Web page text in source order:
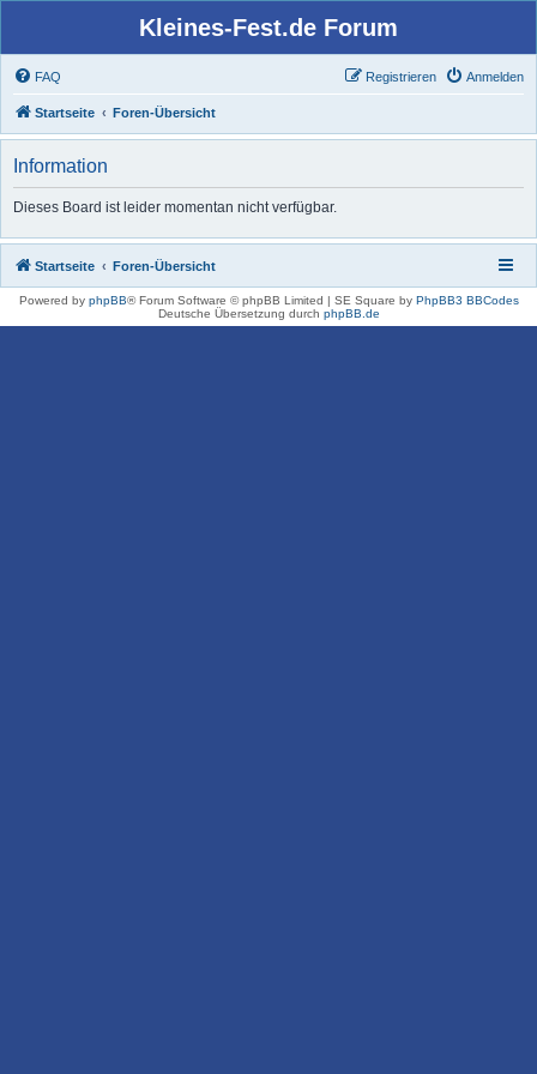
Kleines-Fest.de Forum
FAQ Anmelden
Registrieren
Startseite Foren-Übersicht
Information
Dieses Board ist leider momentan nicht verfügbar.
Startseite Foren-Übersicht
Powered by phpBB® Forum Software © phpBB Limited | SE Square by PhpBB3 BBCodes
Deutsche Übersetzung durch phpBB.de